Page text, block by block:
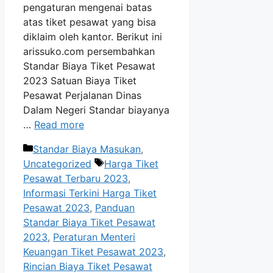
pengaturan mengenai batas
atas tiket pesawat yang bisa
diklaim oleh kantor. Berikut ini
arissuko.com persembahkan
Standar Biaya Tiket Pesawat
2023 Satuan Biaya Tiket
Pesawat Perjalanan Dinas
Dalam Negeri Standar biayanya
… Read more
Categories
Standar Biaya Masukan,
Uncategorized
Tags
Harga Tiket
Pesawat Terbaru 2023,
Informasi Terkini Harga Tiket
Pesawat 2023, Panduan
Standar Biaya Tiket Pesawat
2023, Peraturan Menteri
Keuangan Tiket Pesawat 2023,
Rincian Biaya Tiket Pesawat